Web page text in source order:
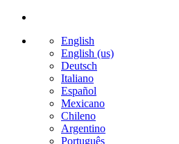
English
English (us)
Deutsch
Italiano
Español
Mexicano
Chileno
Argentino
Português